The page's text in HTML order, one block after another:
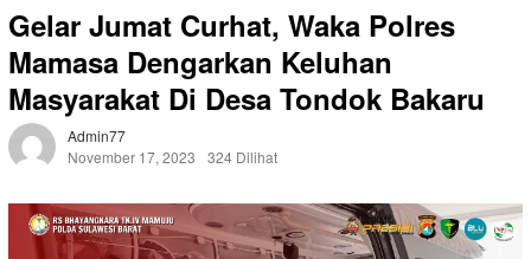
Gelar Jumat Curhat, Waka Polres
Mamasa Dengarkan Keluhan
Masyarakat Di Desa Tondok Bakaru
Admin77
November 17, 2023
324 Dilihat